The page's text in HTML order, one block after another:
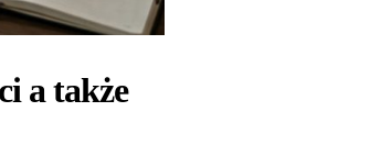
a także